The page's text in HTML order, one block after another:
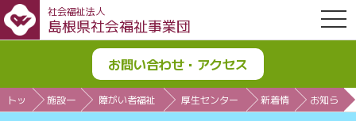
社会福祉法人
島根県社会福祉事業団
お問い合わせ・アクセス
トッ
施設一
障がい者福祉
厚生センター
新着情
お知ら